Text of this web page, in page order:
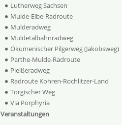
Lutherweg Sachsen
Mulde-Elbe-Radroute
Mulderadweg
Muldetalbahnradweg
Ökumenischer Pilgerweg (Jakobsweg)
Parthe-Mulde-Radroute
Pleißeradweg
Radroute Kohren-Rochlitzer-Land
Torgischer Weg
Via Porphyria
Veranstaltungen